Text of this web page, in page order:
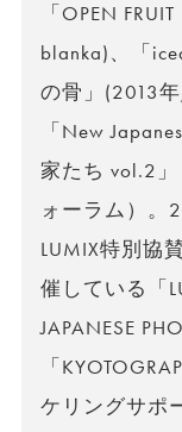
「OPEN
blanka)、「
の骨」(2013
「New
家たち vol.2
ォーラム）。
LUMIX特別協
催している「
JAPANESE
「
ケリングサポ